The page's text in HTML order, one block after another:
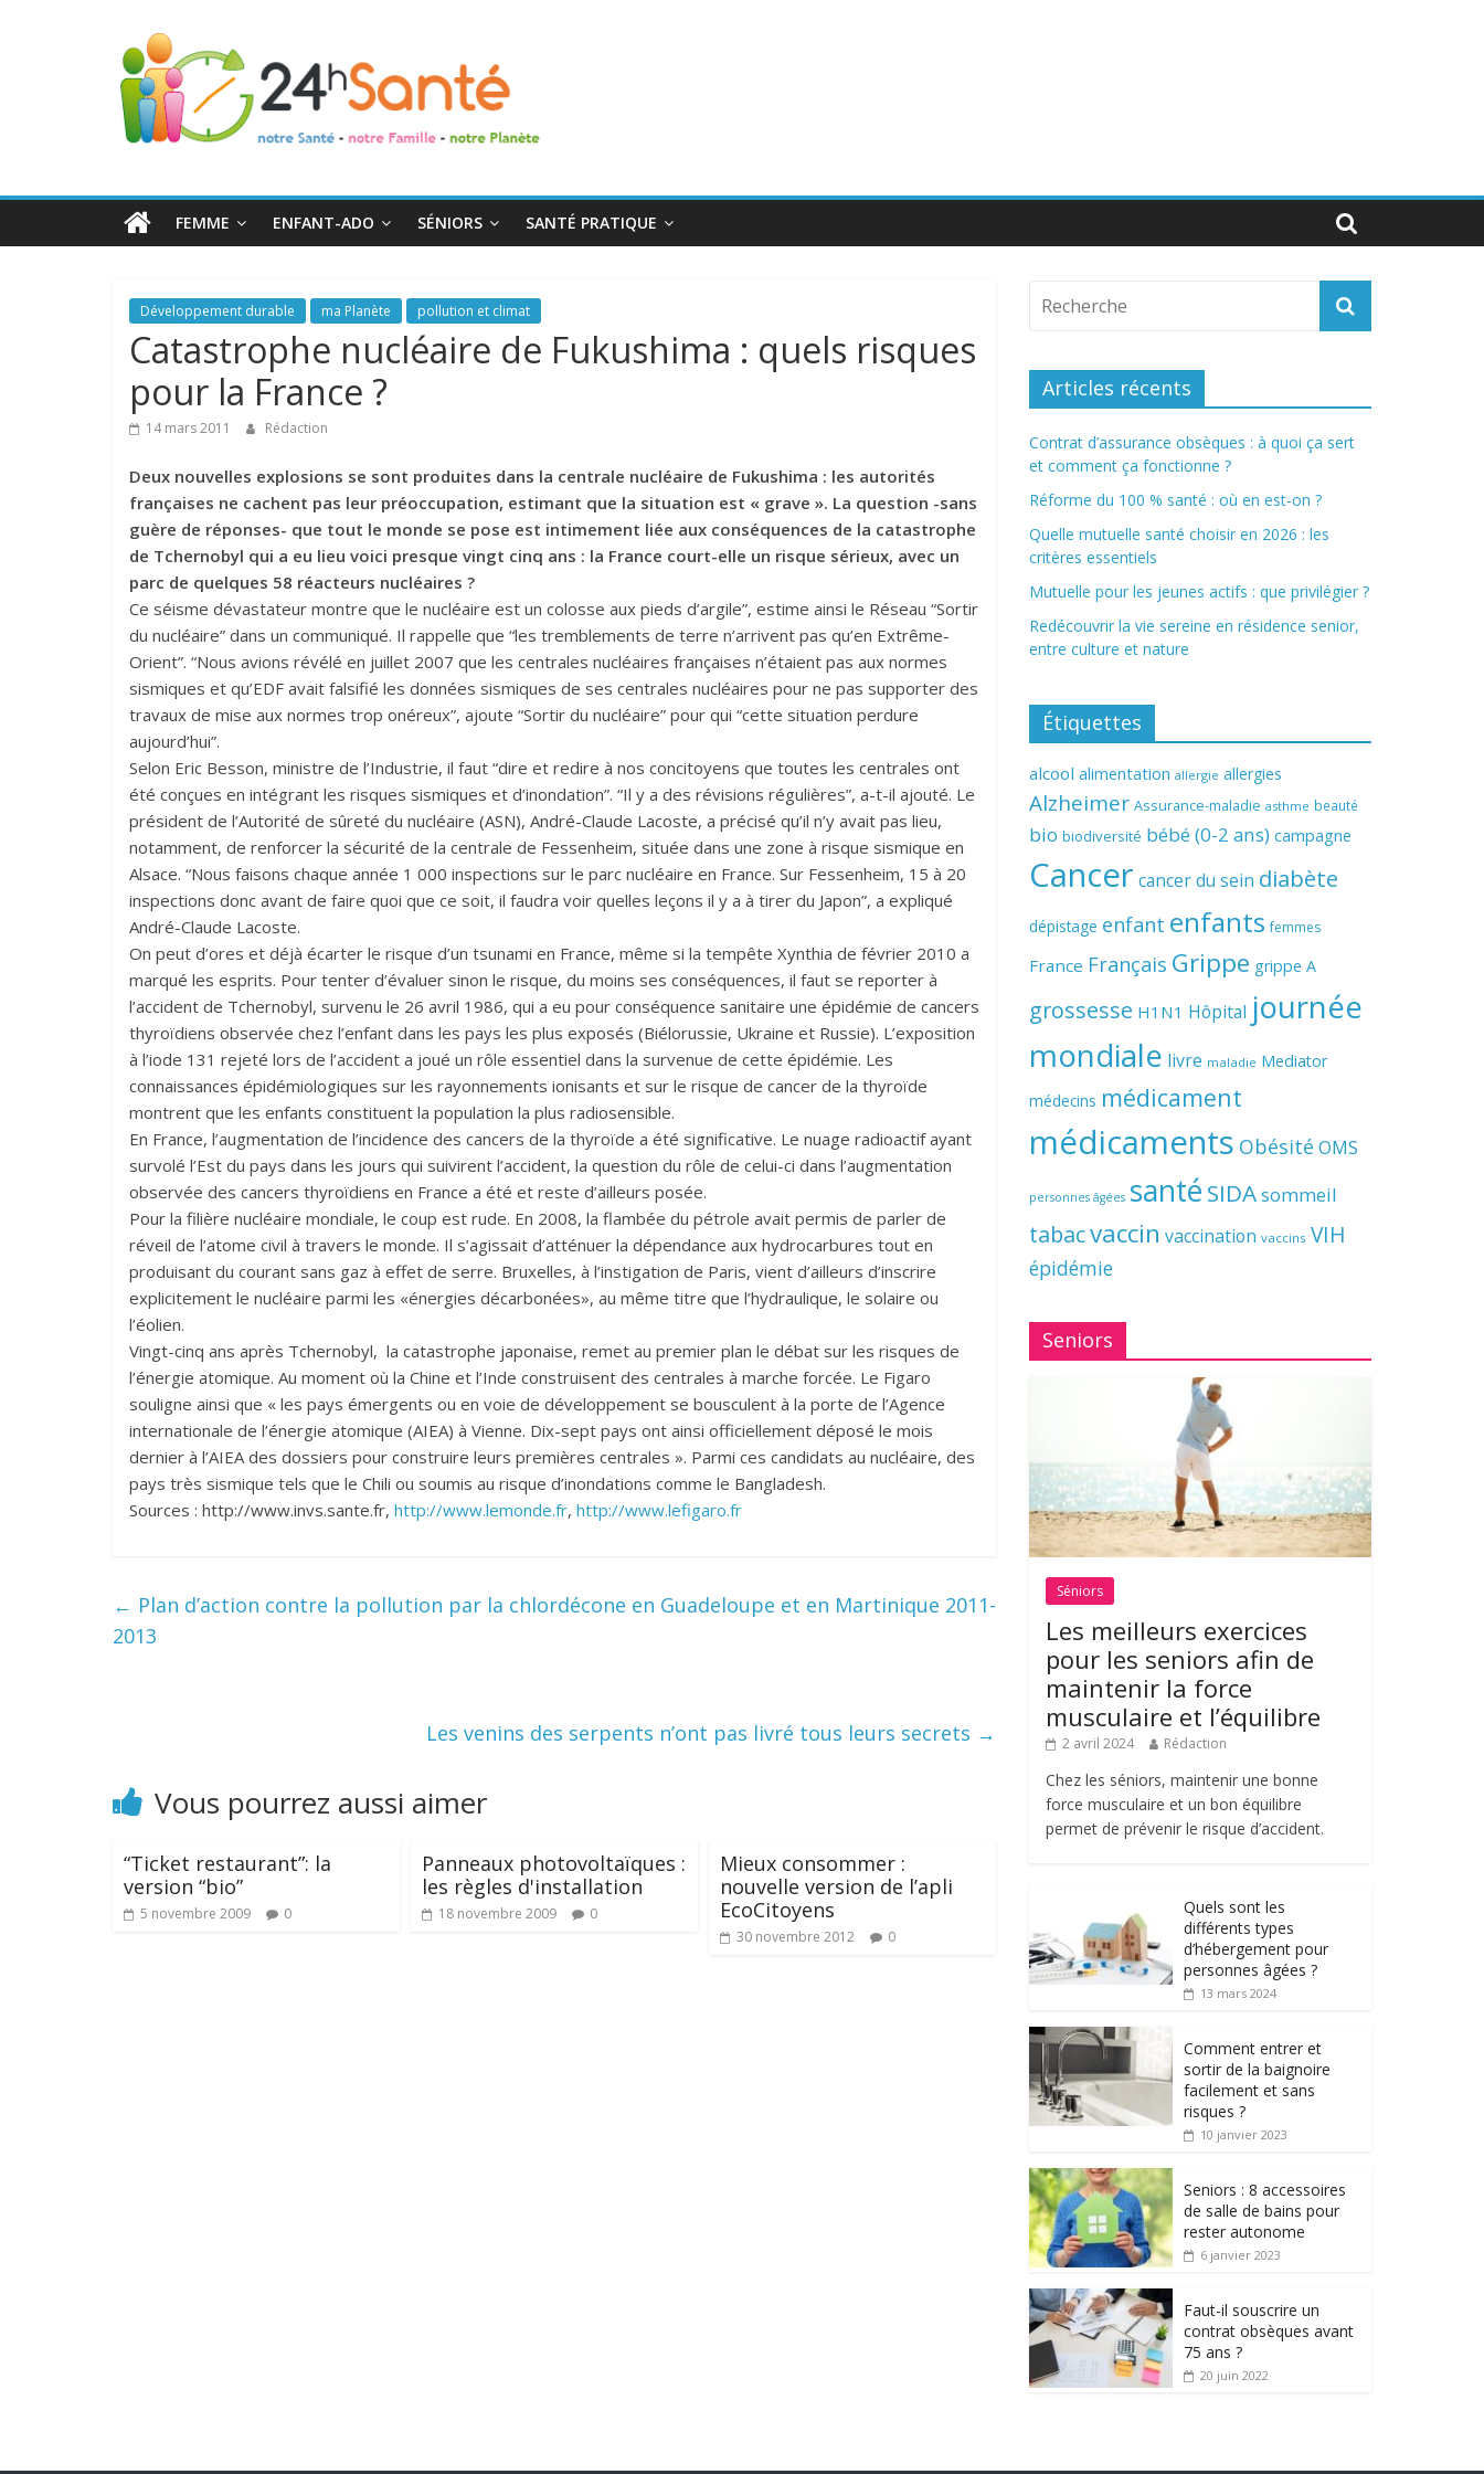
24h
Santé
toute
FEMME ENFANT-ADO SÉNIORS SANTÉ PRATIQUE
Développement durable ma Planète pollution et climat
Catastrophe nucléaire de Fukushima : quels risques
pour la France ?
14 mars 2011 Rédaction
Deux nouvelles explosions se sont produites dans la centrale nucléaire de Fukushima : les autorités
françaises ne cachent pas leur préoccupation, estimant que la situation est « grave ». La question -sans
guère de réponses- que tout le monde se pose est intimement liée aux conséquences de la catastrophe
de Tchernobyl qui a eu lieu voici presque vingt cinq ans : la France court-elle un risque sérieux, avec un
parc de quelques 58 réacteurs nucléaires ?
Ce séisme dévastateur montre que le nucléaire est un colosse aux pieds d’argile”, estime ainsi le Réseau “Sortir
du nucléaire” dans un communiqué. Il rappelle que “les tremblements de terre n’arrivent pas qu’en Extrême-
Orient”. “Nous avions révélé en juillet 2007 que les centrales nucléaires françaises n’étaient pas aux normes
sismiques et qu’EDF avait falsifié les données sismiques de ses centrales nucléaires pour ne pas supporter des
travaux de mise aux normes trop onéreux”, ajoute “Sortir du nucléaire” pour qui “cette situation perdure
aujourd’hui”.
Selon Eric Besson, ministre de l’Industrie, il faut “dire et redire à nos concitoyens que toutes les centrales ont
été conçues en intégrant les risques sismiques et d’inondation”. “Il y a des révisions régulières”, a-t-il ajouté. Le
président de l’Autorité de sûreté du nucléaire (ASN), André-Claude Lacoste, a précisé qu’il n’y avait pas lieu,
notamment, de renforcer la sécurité de la centrale de Fessenheim, située dans une zone à risque sismique en
Alsace. “Nous faisons chaque année 1 000 inspections sur le parc nucléaire en France. Sur Fessenheim, 15 à 20
inspections donc avant de faire quoi que ce soit, il faudra voir quelles leçons il y a à tirer du Japon”, a expliqué
André-Claude Lacoste.
On peut d’ores et déjà écarter le risque d’un tsunami en France, même si la tempête Xynthia de février 2010 a
marqué les esprits. Pour tenter d’évaluer sinon le risque, du moins ses conséquences, il faut se reporter à
l’accident de Tchernobyl, survenu le 26 avril 1986, qui a eu pour conséquence sanitaire une épidémie de cancers
thyroïdiens observée chez l’enfant dans les pays les plus exposés (Biélorussie, Ukraine et Russie). L’exposition
à l’iode 131 rejeté lors de l’accident a joué un rôle essentiel dans la survenue de cette épidémie. Les
connaissances épidémiologiques sur les rayonnements ionisants et sur le risque de cancer de la thyroïde
montrent que les enfants constituent la population la plus radiosensible.
En France, l’augmentation de l’incidence des cancers de la thyroïde a été significative. Le nuage radioactif ayant
survolé l’Est du pays dans les jours qui suivirent l’accident, la question du rôle de celui-ci dans l’augmentation
observée des cancers thyroïdiens en France a été et reste d’ailleurs posée.
Pour la filière nucléaire mondiale, le coup est rude. En 2008, la flambée du pétrole avait permis de parler de
réveil de l’atome civil à travers le monde. Il s’agissait d’atténuer la dépendance aux hydrocarbures tout en
produisant du courant sans gaz à effet de serre. Bruxelles, à l’instigation de Paris, vient d’ailleurs d’inscrire
explicitement le nucléaire parmi les «énergies décarbonées», au même titre que l’hydraulique, le solaire ou
l’éolien.
Vingt-cinq ans après Tchernobyl, la catastrophe japonaise, remet au premier plan le débat sur les risques de
l’énergie atomique. Au moment où la Chine et l’Inde construisent des centrales à marche forcée. Le Figaro
souligne ainsi que « les pays émergents ou en voie de développement se bousculent à la porte de l’Agence
internationale de l’énergie atomique (AIEA) à Vienne. Dix-sept pays ont ainsi officiellement déposé le mois
dernier à l’AIEA des dossiers pour construire leurs premières centrales ». Parmi ces candidats au nucléaire, des
pays très sismique tels que le Chili ou soumis au risque d’inondations comme le Bangladesh.
Sources : http://www.invs.sante.fr, http://www.lemonde.fr, http://www.lefigaro.fr
← Plan d’action contre la pollution par la chlordécone en Guadeloupe et en Martinique 2011-
2013
Les venins des serpents n’ont pas livré tous leurs secrets →
Vous pourrez aussi aimer
“Ticket restaurant”: la
version “bio”
5 novembre 2009 0
Panneaux photovoltaïques :
les règles d'installation
18 novembre 2009 0
Mieux consommer :
nouvelle version de l’apli
EcoCitoyens
30 novembre 2012 0
Articles récents
Contrat d’assurance obsèques : à quoi ça sert
et comment ça fonctionne ?
Réforme du 100 % santé : où en est-on ?
Quelle mutuelle santé choisir en 2026 : les
critères essentiels
Mutuelle pour les jeunes actifs : que privilégier ?
Redécouvrir la vie sereine en résidence senior,
entre culture et nature
Étiquettes
alcool alimentation allergie allergies
Alzheimer Assurance-maladie asthme beauté
bio biodiversité bébé (0-2 ans) campagne
Cancer cancer du sein diabète
dépistage enfant enfants femmes
France Français Grippe grippe A
grossesse H1N1 Hôpital journée
mondiale livre maladie Mediator
médecins médicament
médicaments Obésité OMS
personnes âgées santé SIDAsommeil
tabacvaccin vaccination vaccins VIH
épidémie
Seniors
Séniors
Les meilleurs exercices
pour les seniors afin de
maintenir la force
musculaire et l’équilibre
2 avril 2024 Rédaction
Chez les séniors, maintenir une bonne
force musculaire et un bon équilibre
permet de prévenir le risque d’accident.
Quels sont les
différents types
d’hébergement pour
personnes âgées ?
13 mars 2024
Comment entrer et
sortir de la baignoire
facilement et sans
risques ?
10 janvier 2023
Seniors : 8 accessoires
de salle de bains pour
rester autonome
6 janvier 2023
Faut-il souscrire un
contrat obsèques avant
75 ans ?
20 juin 2022